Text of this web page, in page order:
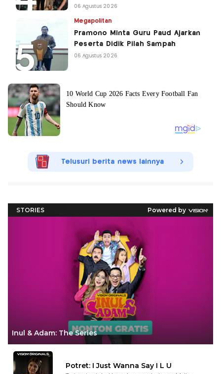
06 Agustus 2026
Megapolitan
Pramono Minta Guru Paud Ajarkan
Peserta Didik Pilah Sampah
06 Agustus 2026
Telusuri berita news lainnya